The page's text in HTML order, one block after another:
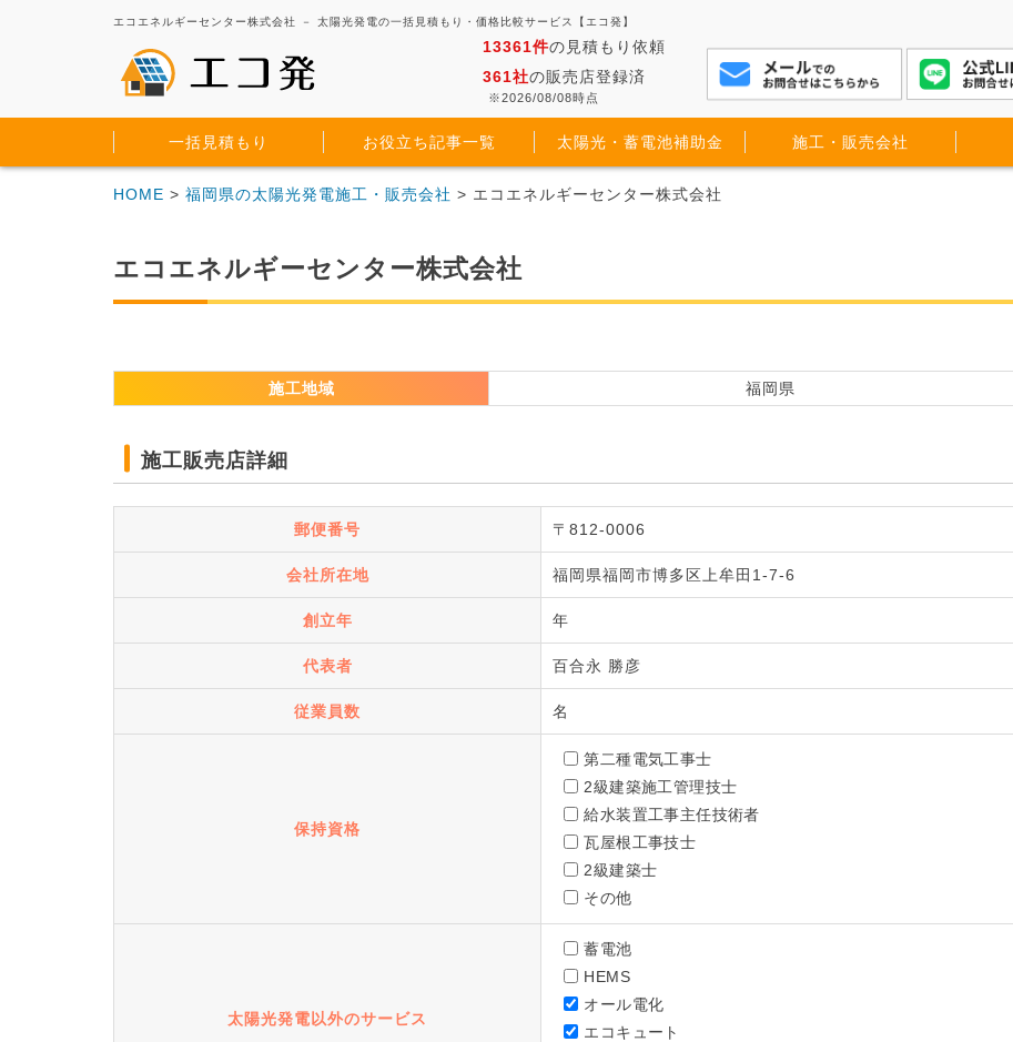
エコエネルギーセンター株式会社 － 太陽光発電の一括見積もり・価格比較サービス【エコ発】
13361件の見積もり依頼
361社の販売店登録済
※2026/08/08時点
一括見積もり お役立ち記事一覧 太陽光・蓄電池補助金 施工・販売会社
HOME > 福岡県の太陽光発電施工・販売会社 > エコエネルギーセンター株式会社
エコエネルギーセンター株式会社
施工地域 福岡県
施工販売店詳細
郵便番号 〒812-0006
会社所在地 福岡県福岡市博多区上牟田1-7-6
創立年 年
代表者 百合永 勝彦
従業員数 名
保持資格
第二種電気工事士
2級建築施工管理技士
給水装置工事主任技術者
瓦屋根工事技士
2級建築士
その他
太陽光発電以外のサービス
蓄電池
HEMS
オール電化
エコキュート